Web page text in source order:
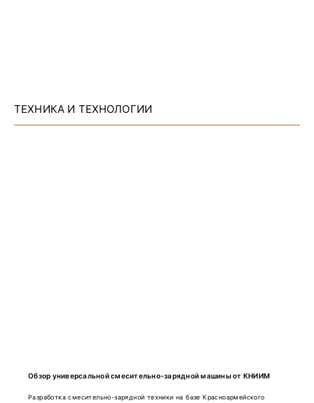
ТЕХНИКА И ТЕХНОЛОГИИ
Обзор универсальной смесительно-зарядной машины от КНИИМ
Разработка смесительно-зарядной техники на базе Красноармейского